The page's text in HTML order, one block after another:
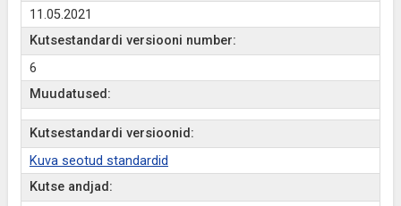
11.05.2021
Kutsestandardi versiooni number:
6
Muudatused:
Kutsestandardi versioonid:
Kuva seotud standardid
Kutse andjad: